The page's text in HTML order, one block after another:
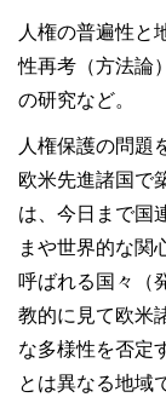
人権の普遍性と
性再考（方法論
の研究など。
人権保護の問題
欧米先進諸国で
は、今日まで国
まや世界的な関
呼ばれる国々（
教的に見て欧米
な多様性を否定
とは異なる地域